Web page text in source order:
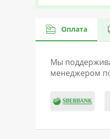
Оплата
Мы
менеджером